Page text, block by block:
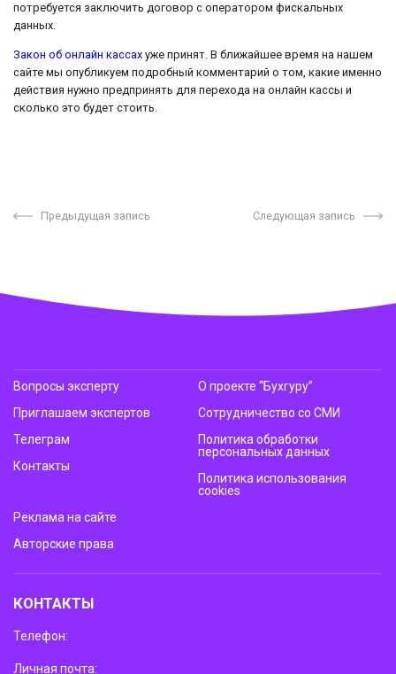
потребуется заключить договор с оператором фискальных
данных.
Закон об онлайн кассах уже принят. В ближайшее время на нашем
сайте мы опубликуем подробный комментарий о том, какие именно
действия нужно предпринять для перехода на онлайн кассы и
сколько это будет стоить.
Предыдущая запись Следующая запись
Вопросы эксперту
Приглашаем экспертов
Телеграм
Контакты
О проекте “Бухгуру”
Сотрудничество со СМИ
Политика обработки
персональных данных
Политика использования
cookies
Реклама на сайте
Авторские права
КОНТАКТЫ
Телефон:
Личная почта: